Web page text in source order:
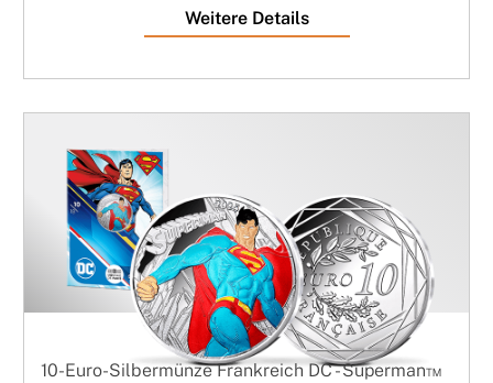
Weitere Details
10-Euro-Silbermünze Frankreich DC - Superman™